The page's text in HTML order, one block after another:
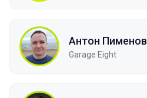
Антон Пименов
Garage Eight